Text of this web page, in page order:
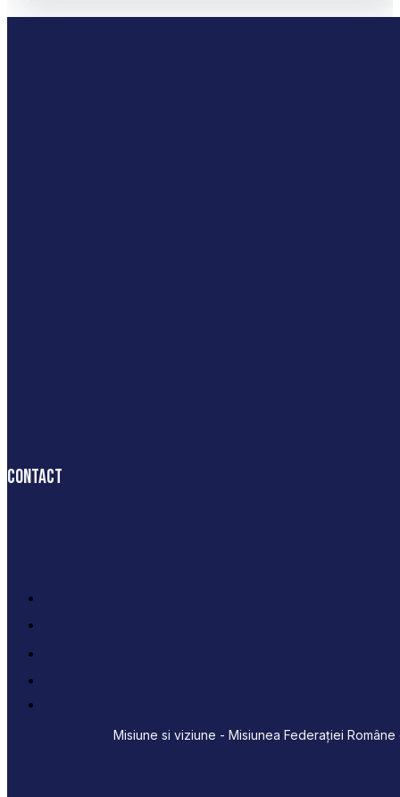
Contact
Misiune si viziune - Misiunea Federației